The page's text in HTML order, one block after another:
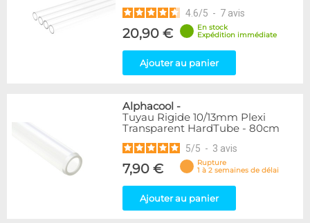
4.6/5 - 7 avis
20,90 €
En stock
Expédition immédiate
Ajouter au panier
Alphacool -
Tuyau Rigide 10/13mm Plexi
Transparent HardTube - 80cm
5/5 - 3 avis
7,90 €
Rupture
1 à 2 semaines de délai
Ajouter au panier